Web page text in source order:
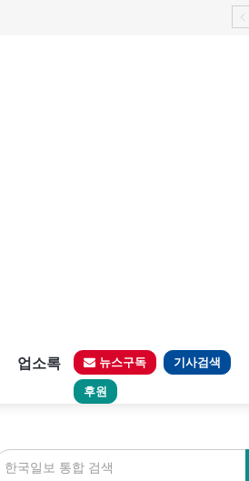
업소록 뉴스구독 기사검색
후원